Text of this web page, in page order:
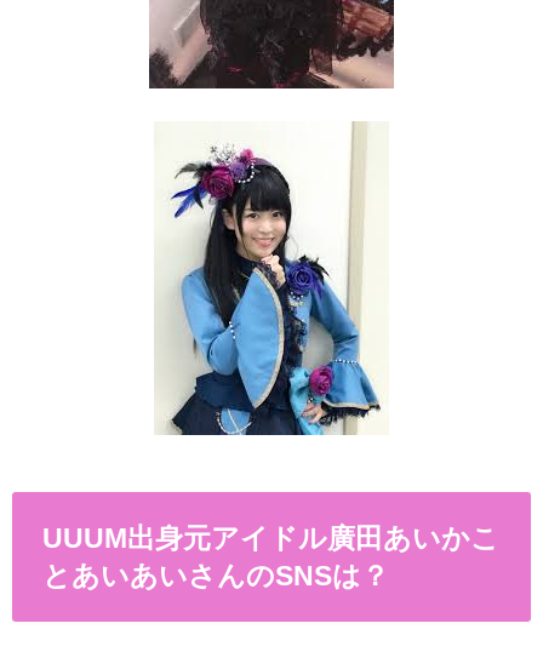
UUUM出身元アイドル廣田あいかこ
とあいあいさんのSNSは？